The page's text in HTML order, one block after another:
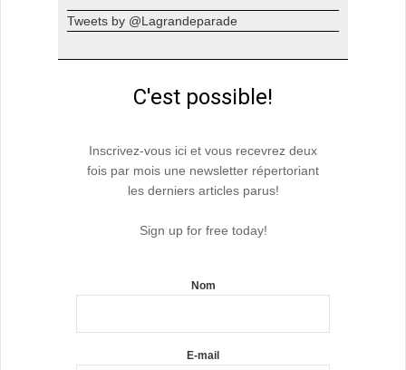
Tweets by @Lagrandeparade
C'est possible!
Inscrivez-vous ici et vous recevrez deux
fois par mois une newsletter répertoriant
les derniers articles parus!
Sign up for free today!
Nom
E-mail